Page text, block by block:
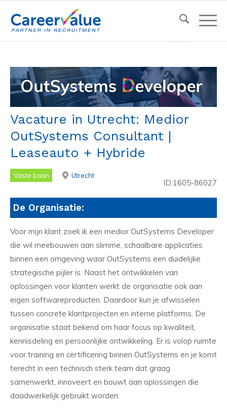
Vacature in Utrecht: Medior
OutSystems Consultant |
Leaseauto + Hybride
Vaste baan Utrecht
ID:1605-86027
De Organisatie:
Voor mijn klant zoek ik een medior OutSystems Developer
die wil meebouwen aan slimme, schaalbare applicaties
binnen een omgeving waar OutSystems een duidelijke
strategische pijler is. Naast het ontwikkelen van
oplossingen voor klanten werkt de organisatie ook aan
eigen softwareproducten. Daardoor kun je afwisselen
tussen concrete klantprojecten en interne platforms. De
organisatie staat bekend om haar focus op kwaliteit,
kennisdeling en persoonlijke ontwikkeling. Er is volop ruimte
voor training en certificering binnen OutSystems en je komt
terecht in een technisch sterk team dat graag
samenwerkt, innoveert en bouwt aan oplossingen die
daadwerkelijk gebruikt worden.